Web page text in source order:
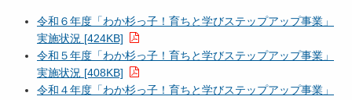
令和６年度「わか杉っ子！育ちと学びステップアップ事業」
実施状況 [424KB]
令和５年度「わか杉っ子！育ちと学びステップアップ事業」
実施状況 [408KB]
令和４年度「わか杉っ子！育ちと学びステップアップ事業」